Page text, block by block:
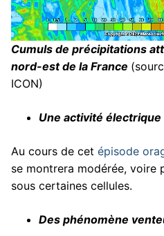
Cumuls de précipitations
nord-est de la France
ICON)
Une activité
Au cours de cet épisode
se montrera modérée, voire
sous certaines cellules.
Des phénomène